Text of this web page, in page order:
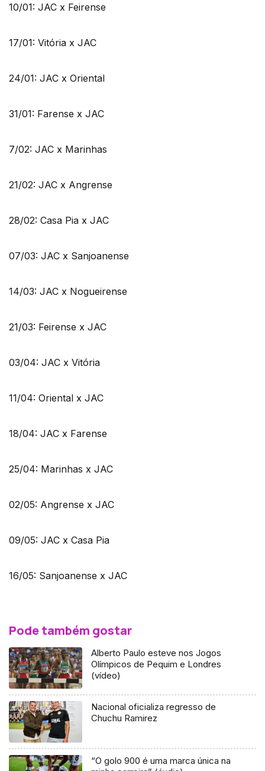
10/01: JAC x Feirense
17/01: Vitória x JAC
24/01: JAC x Oriental
31/01: Farense x JAC
7/02: JAC x Marinhas
21/02: JAC x Angrense
28/02: Casa Pia x JAC
07/03: JAC x Sanjoanense
14/03: JAC x Nogueirense
21/03: Feirense x JAC
03/04: JAC x Vitória
11/04: Oriental x JAC
18/04: JAC x Farense
25/04: Marinhas x JAC
02/05: Angrense x JAC
09/05: JAC x Casa Pia
16/05: Sanjoanense x JAC
Pode também gostar
Alberto Paulo esteve nos Jogos
Olímpicos de Pequim e Londres
(vídeo)
Nacional oficializa regresso de
Chuchu Ramirez
“O golo 900 é uma marca única na